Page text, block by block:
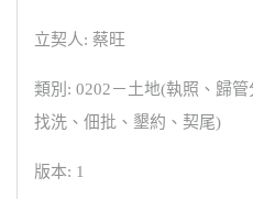
立契人: 蔡旺
類別: 0202－土地(執照、歸
找洗、佃批、墾約、契尾)
版本: 1